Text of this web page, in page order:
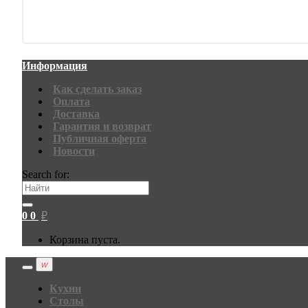
Информация
Как сделать заказ
Оплата
Доставка
Гарантия и возврат
Публичная оферта
Новости
Search for:
0 0 ₽
Корзина пуста.
Кухни
Столы